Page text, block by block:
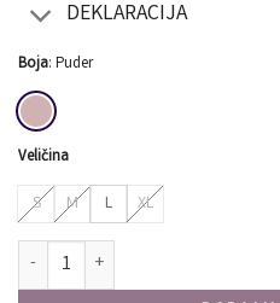
DEKLARACIJA
Boja: Puder
Veličina
S M L XL
608-P3 Bebi Dol - Sanjarite U